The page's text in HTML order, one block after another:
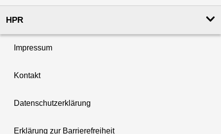
HPR
Impressum
Kontakt
Datenschutzerklärung
Erklärung zur Barrierefreiheit